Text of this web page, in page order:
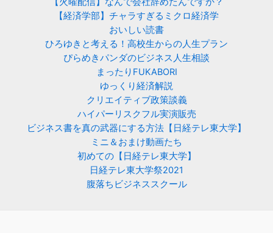
【経済学部】チャラすぎるミクロ経済学
おいしい読書
ひろゆきと考える！高校生からの人生プラン
ぴらめきパンダのビジネス人生相談
まったりFUKABORI
ゆっくり経済解説
クリエイティブ政策談義
ハイパーリスクフル実演販売
ビジネス書を真の武器にする方法【日経テレ東大学】
ミニ＆おまけ動画たち
初めての【日経テレ東大学】
日経テレ東大学祭2021
腹落ちビジネススクール